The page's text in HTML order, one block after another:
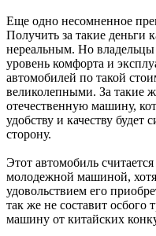
Еще одно несомненное
Получить за такие деньги
нереальным. Но
уровень комфорта и
автомобилей по такой
великолепными. За такие
отечественную машину,
удобству и качеству будет
сторону.
Этот автомобиль
молодежной машиной, хотя
удовольствием его
так же не составит осбого
машину от китайских